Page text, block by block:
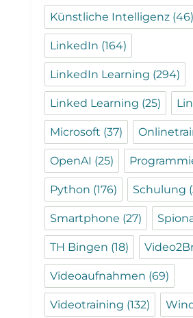
Künstliche Intelligenz (46)
LinkedIn (164)
LinkedIn Learning (294)
Linked Learning (25)
Microsoft (37)
OpenAI (25)
Python (176) Schulung
Smartphone (27)
TH Bingen (18)
Videoaufnahmen (69)
Videotraining (132)